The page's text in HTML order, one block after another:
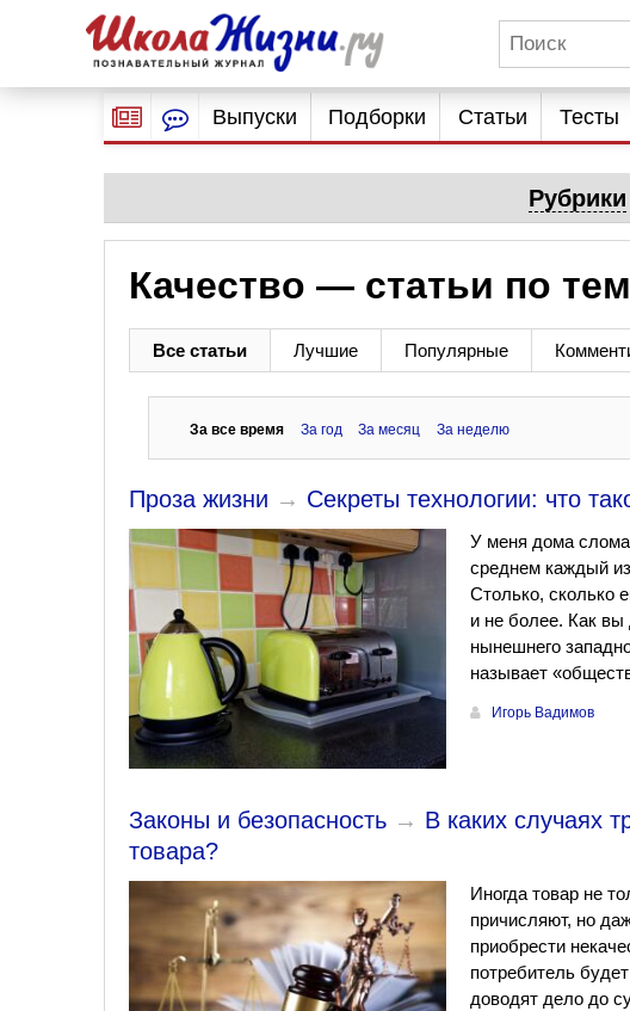
Выпуски Подборки Статьи Тесты
Рубрики
Качество — статьи по
Все статьи Лучшие Популярные
За все время За год За месяц За неделю
Проза жизни → Секреты технологии: что
У меня дома
среднем каждый
Столько, сколько
и не более. Как вы
нынешнего
называет
Игорь Вадимов
Законы и безопасность → В каких случаях
товара?
Иногда товар не
причисляют, но
приобрести
потребитель
доводят дело до